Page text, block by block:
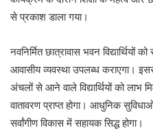
से प्रकाश डाला गया।
नवनिर्मित छात्रावास भवन
आवासीय व्यवस्था उपलब्ध कराएगा।
अंचलों से आने वाले विद्यार्थियों को
वातावरण प्राप्त होगा। आधुनिक
सर्वांगीण विकास में सहायक सिद्ध होगा।